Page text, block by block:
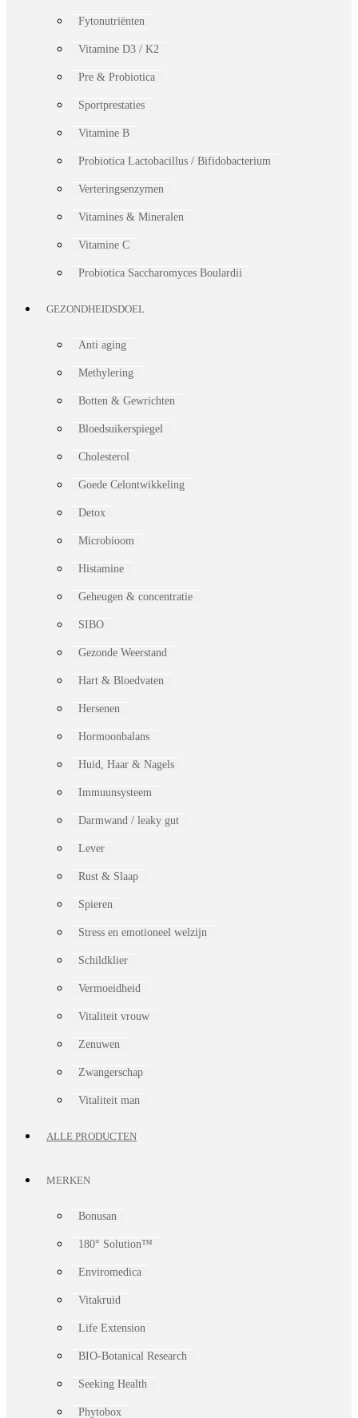
Fytonutriënten
Vitamine D3 / K2
Pre & Probiotica
Sportprestaties
Vitamine B
Probiotica Lactobacillus / Bifidobacterium
Verteringsenzymen
Vitamines & Mineralen
Vitamine C
Probiotica Saccharomyces Boulardii
GEZONDHEIDSDOEL
Anti aging
Methylering
Botten & Gewrichten
Bloedsuikerspiegel
Cholesterol
Goede Celontwikkeling
Detox
Microbioom
Histamine
Geheugen & concentratie
SIBO
Gezonde Weerstand
Hart & Bloedvaten
Hersenen
Hormoonbalans
Huid, Haar & Nagels
Immuunsysteem
Darmwand / leaky gut
Lever
Rust & Slaap
Spieren
Stress en emotioneel welzijn
Schildklier
Vermoeidheid
Vitaliteit vrouw
Zenuwen
Zwangerschap
Vitaliteit man
ALLE PRODUCTEN
MERKEN
Bonusan
180° Solution™
Enviromedica
Vitakruid
Life Extension
BIO-Botanical Research
Seeking Health
Phytobox